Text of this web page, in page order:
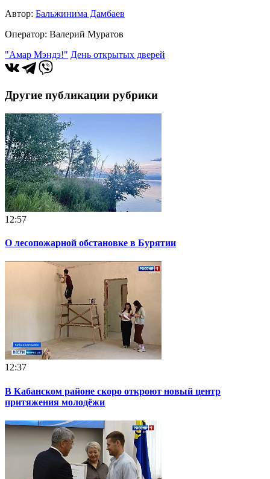
Автор: Бальжинима Дамбаев
Оператор: Валерий Муратов
"Амар Мэндэ!" День открытых дверей
Другие публикации рубрики
12:57
О лесопожарной обстановке в Бурятии
12:37
В Кабанском районе скоро откроют новый центр
притяжения молодёжи